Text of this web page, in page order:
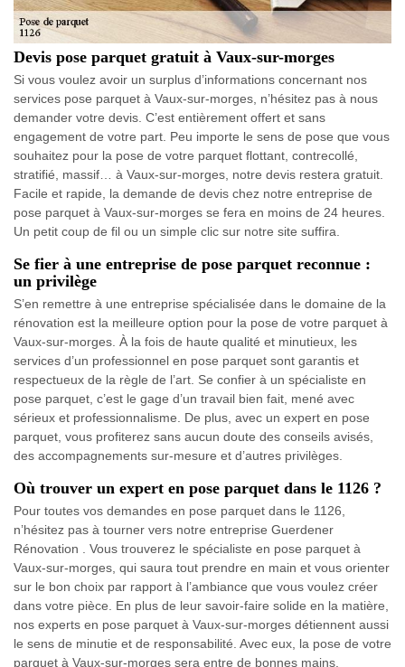
Devis pose parquet gratuit à Vaux-sur-morges
Si vous voulez avoir un surplus d’informations concernant nos
services pose parquet à Vaux-sur-morges, n’hésitez pas à nous
demander votre devis. C’est entièrement offert et sans
engagement de votre part. Peu importe le sens de pose que vous
souhaitez pour la pose de votre parquet flottant, contrecollé,
stratifié, massif… à Vaux-sur-morges, notre devis restera gratuit.
Facile et rapide, la demande de devis chez notre entreprise de
pose parquet à Vaux-sur-morges se fera en moins de 24 heures.
Un petit coup de fil ou un simple clic sur notre site suffira.
Se fier à une entreprise de pose parquet reconnue :
un privilège
S’en remettre à une entreprise spécialisée dans le domaine de la
rénovation est la meilleure option pour la pose de votre parquet à
Vaux-sur-morges. À la fois de haute qualité et minutieux, les
services d’un professionnel en pose parquet sont garantis et
respectueux de la règle de l’art. Se confier à un spécialiste en
pose parquet, c’est le gage d’un travail bien fait, mené avec
sérieux et professionnalisme. De plus, avec un expert en pose
parquet, vous profiterez sans aucun doute des conseils avisés,
des accompagnements sur-mesure et d’autres privilèges.
Où trouver un expert en pose parquet dans le 1126 ?
Pour toutes vos demandes en pose parquet dans le 1126,
n’hésitez pas à tourner vers notre entreprise Guerdener
Rénovation . Vous trouverez le spécialiste en pose parquet à
Vaux-sur-morges, qui saura tout prendre en main et vous orienter
sur le bon choix par rapport à l’ambiance que vous voulez créer
dans votre pièce. En plus de leur savoir-faire solide en la matière,
nos experts en pose parquet à Vaux-sur-morges détiennent aussi
le sens de minutie et de responsabilité. Avec eux, la pose de votre
parquet à Vaux-sur-morges sera entre de bonnes mains.